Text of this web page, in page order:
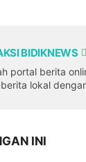
BIDIKNEWS
portal berita
lokal
INI